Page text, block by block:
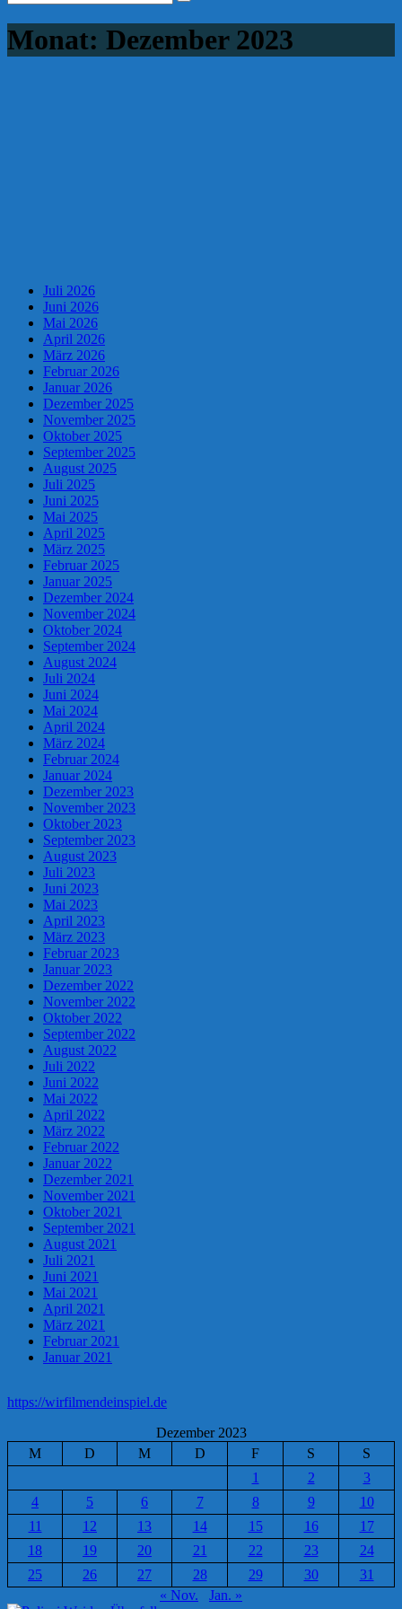
Monat: Dezember 2023
Juli 2026
Juni 2026
Mai 2026
April 2026
März 2026
Februar 2026
Januar 2026
Dezember 2025
November 2025
Oktober 2025
September 2025
August 2025
Juli 2025
Juni 2025
Mai 2025
April 2025
März 2025
Februar 2025
Januar 2025
Dezember 2024
November 2024
Oktober 2024
September 2024
August 2024
Juli 2024
Juni 2024
Mai 2024
April 2024
März 2024
Februar 2024
Januar 2024
Dezember 2023
November 2023
Oktober 2023
September 2023
August 2023
Juli 2023
Juni 2023
Mai 2023
April 2023
März 2023
Februar 2023
Januar 2023
Dezember 2022
November 2022
Oktober 2022
September 2022
August 2022
Juli 2022
Juni 2022
Mai 2022
April 2022
März 2022
Februar 2022
Januar 2022
Dezember 2021
November 2021
Oktober 2021
September 2021
August 2021
Juli 2021
Juni 2021
Mai 2021
April 2021
März 2021
Februar 2021
Januar 2021
https://wirfilmendeinspiel.de
Dezember 2023
M
D M D F S
S
1
2
3
4
5 6 7 8 9
10
11
12 13 14 15 16
17
18
19 20 21 22 23
24
25
26 27 28 29 30
31
« Nov.
Jan. »